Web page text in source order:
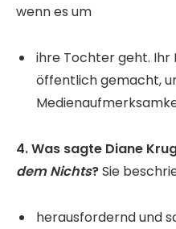
wenn es um
ihre Tochter geht. Ihr
öffentlich gemacht,
4. Was sagte Diane
dem Nichts?Sie
herausfordernd und